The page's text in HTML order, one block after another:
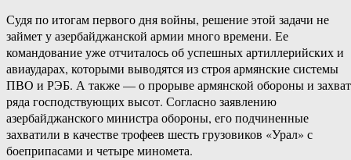
Судя по итогам первого дня войны, решение этой задачи не
займет у азербайджанской армии много времени. Ее
командование уже отчиталось об успешных артиллерийских и
авиаударах, которыми выводятся из строя армянские системы
ПВО и РЭБ. А также — о прорыве армянской обороны и
ряда господствующих высот. Согласно заявлению
азербайджанского министра обороны, его подчиненные
захватили в качестве трофеев шесть грузовиков «Урал» с
боеприпасами и четыре миномета.